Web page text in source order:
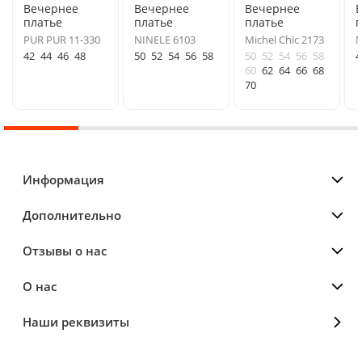
Вечернее
платье
PUR PUR 11-330
42 44 46 48
Вечернее
платье
NINELE 6103
50 52 54 56 58
Вечернее
платье
Michel Chic 2173
50 52 54 56 58
60 62 64 66 68
70
Информация
Дополнительно
Отзывы о нас
О нас
Наши реквизиты